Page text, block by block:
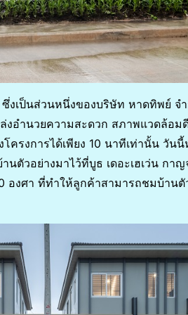
งเป็นส่วนหนึ่งของบริษัท หาดทิพย์ จ
งอำนวยความสะดวก สภาพแวดล้อ
ครงการได้เพียง 10 นาทีเท่านั้น วัน
นตัวอย่างมาไว้ที่บูธ เดอะเฮเว่น กา
องศา ที่ทำให้ลูกค้าสามารถชมบ้าน